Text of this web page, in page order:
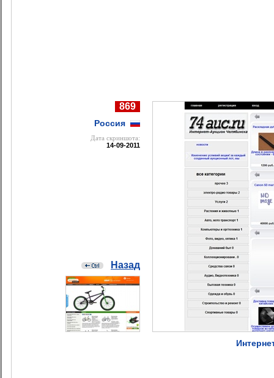
869
Россия
Дата cкриншота:
14-09-2011
Назад